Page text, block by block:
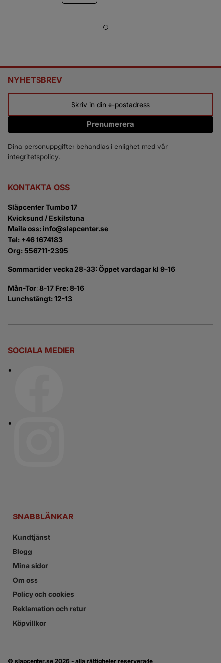
cm.
NYHETSBREV
Prenumerera
Dina personuppgifter behandlas i enlighet med vår
integritetspolicy.
KONTAKTA OSS
Släpcenter Tumbo 17
Kvicksund / Eskilstuna
Maila oss: info@slapcenter.se
Tel: +46 1674183
Org: 556711-2395
Sommartider vecka 28-33: Öppet vardagar kl 9-16
Mån-Tor: 8-17 Fre: 8-16
Lunchstängt: 12-13
SOCIALA MEDIER
SNABBLÄNKAR
Kundtjänst
Blogg
Mina sidor
Om oss
Policy och cookies
Reklamation och retur
Köpvillkor
© slapcenter.se 2026 - alla rättigheter reserverade